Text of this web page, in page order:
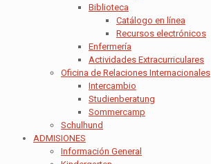
Biblioteca
Catálogo en línea
Recursos electrónicos
Enfermería
Actividades Extracurriculares
Oficina de Relaciones Internacionales
Intercambio
Studienberatung
Sommercamp
Schulhund
ADMISIONES
Información General